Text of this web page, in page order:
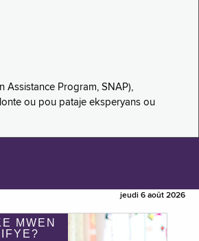
Program, SNAP),
ou pou pataje eksperyans ou
jeudi 6 août 2026
MWEN